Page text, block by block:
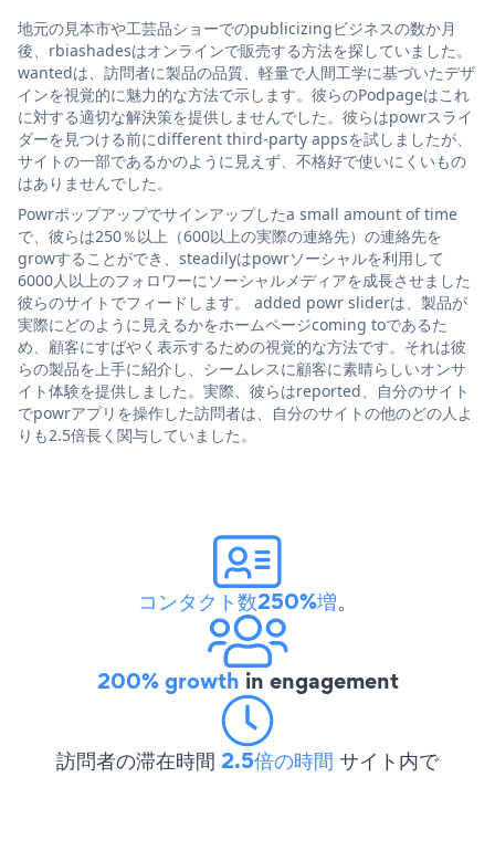
地元の見本市や工芸品ショーでのpublicizingビジネスの数か月
後、rbiashadesはオンラインで販売する方法を探していました。
wantedは、訪問者に製品の品質、軽量で人間工学に基づいたデザ
インを視覚的に魅力的な方法で示します。彼らのPodpageはこれ
に対する適切な解決策を提供しませんでした。彼らはpowrスライ
ダーを見つける前にdifferent third-party appsを試しましたが、
サイトの一部であるかのように見えず、不格好で使いにくいもの
はありませんでした。
Powrポップアップでサインアップしたa small amount of time
で、彼らは250％以上（600以上の実際の連絡先）の連絡先を
growすることができ、steadilyはpowrソーシャルを利用して
6000人以上のフォロワーにソーシャルメディアを成長させました
彼らのサイトでフィードします。 added powr sliderは、製品が
実際にどのように見えるかをホームページcoming toであるた
め、顧客にすばやく表示するための視覚的な方法です。それは彼
らの製品を上手に紹介し、シームレスに顧客に素晴らしいオンサ
イト体験を提供しました。実際、彼らはreported、自分のサイト
でpowrアプリを操作した訪問者は、自分のサイトの他のどの人よ
りも2.5倍長く関与していました。
コンタクト数250%増。
200% growth in engagement
訪問者の滞在時間 2.5倍の時間 サイト内で